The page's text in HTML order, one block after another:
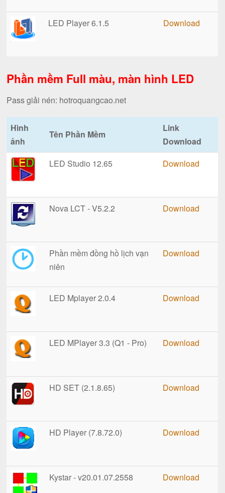
LED Player 6.1.5 Download
Phần mềm Full màu, màn hình LED
Pass giải nén: hotroquangcao.net
Hình
ảnh
Tên Phần Mềm
Link
Download
LED Studio 12.65
Download
Nova LCT - V5.2.2 Download
Phần mềm đồng hồ lịch vạn
niên
Download
LED Mplayer 2.0.4 Download
LED MPlayer 3.3 (Q1 - Pro) Download
HD SET (2.1.8.65) Download
HD Player (7.8.72.0) Download
Kystar - v20.01.07.2558 Download